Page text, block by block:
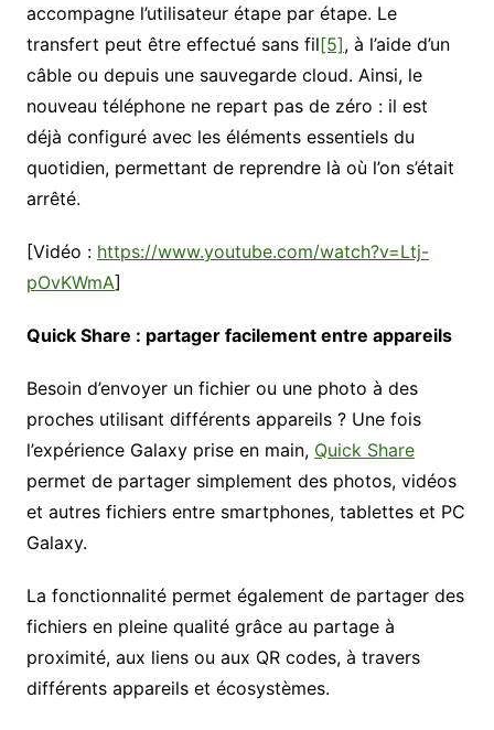
accompagne l’utilisateur étape par étape. Le
transfert peut être effectué sans fil[5], à l’aide d’un
câble ou depuis une sauvegarde cloud. Ainsi, le
nouveau téléphone ne repart pas de zéro : il est
déjà configuré avec les éléments essentiels du
quotidien, permettant de reprendre là où l’on s’était
arrêté.
[Vidéo : https://www.youtube.com/watch?v=Ltj-
pOvKWmA]
Quick Share : partager facilement entre appareils
Besoin d’envoyer un fichier ou une photo à des
proches utilisant différents appareils ? Une fois
l’expérience Galaxy prise en main, Quick Share
permet de partager simplement des photos, vidéos
et autres fichiers entre smartphones, tablettes et PC
Galaxy.
La fonctionnalité permet également de partager des
fichiers en pleine qualité grâce au partage à
proximité, aux liens ou aux QR codes, à travers
différents appareils et écosystèmes.